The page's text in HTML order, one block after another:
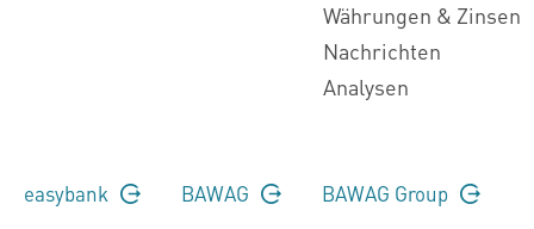
Währungen & Zinsen
Nachrichten
Analysen
easybank BAWAG BAWAG Group